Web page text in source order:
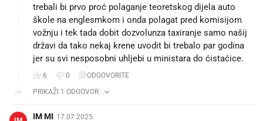
trebali bi prvo proć polaganje teoretskog dijela auto
škole na englesmkom i onda polagat pred komisijom
vožnju i tek tada dobit dozvolunza taxiranje samo našij
državi da tako nekaj krene uvodit bi trebalo par godina
jer su svi nesposobni uhljebi u ministara do ćistaćice.
6 0
ODGOVORITE
PRIKAŽI 1 ODGOVOR
IM MI 17.07.2025.